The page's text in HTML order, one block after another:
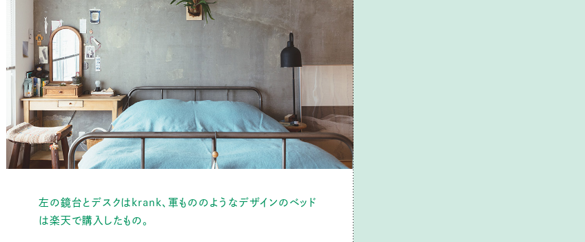
左の鏡台とデスクはkrank、軍もののようなデザインのベッド
は楽天で購入したもの。